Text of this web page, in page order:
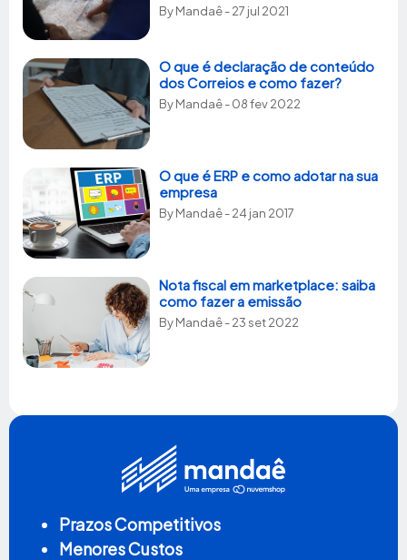
ByMandaê- 27 jul 2021
O que é declaração de conteúdo
dos Correios e como fazer?
ByMandaê- 08 fev 2022
O que é ERP e como adotar na sua
empresa
ByMandaê- 24 jan 2017
Nota fiscal em marketplace: saiba
como fazer a emissão
ByMandaê- 23 set 2022
Prazos Competitivos
Menores Custos